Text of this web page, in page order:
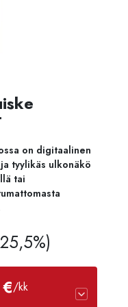
on digitaalinen
tyylikäs ulkonäkö
tai
/kk